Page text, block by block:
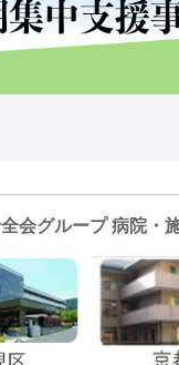
会グループ 病院・